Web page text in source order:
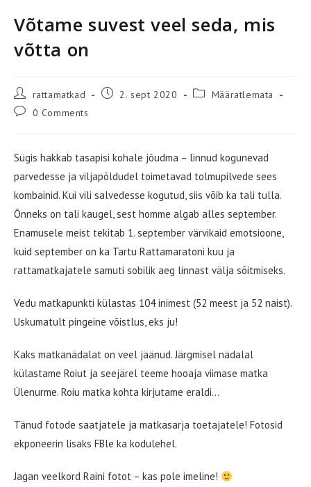
Võtame suvest veel seda, mis
võtta on
Post
author:
rattamatkad
Post 2. sept 2020
Post Määratlemata
Post 0 Comments
Sügis hakkab tasapisi kohale jõudma – linnud kogunevad
parvedesse ja viljapõldudel toimetavad tolmupilvede sees
kombainid. Kui vili salvedesse kogutud, siis võib ka tali tulla.
Õnneks on tali kaugel, sest homme algab alles september.
Enamusele meist tekitab 1. september värvikaid emotsioone,
kuid september on ka Tartu Rattamaratoni kuu ja
rattamatkajatele samuti sobilik aeg linnast välja sõitmiseks.
Vedu matkapunkti külastas 104 inimest (52 meest ja 52 naist).
Uskumatult pingeine võistlus, eks ju!
Kaks matkanädalat on veel jäänud. Järgmisel nädalal
külastame Roiut ja seejärel teeme hooaja viimase matka
Ülenurme. Roiu matka kohta kirjutame eraldi…
Tänud fotode saatjatele ja matkasarja toetajatele! Fotosid
ekponeerin lisaks FBle ka kodulehel.
Jagan veelkord Raini fotot – kas pole imeline!